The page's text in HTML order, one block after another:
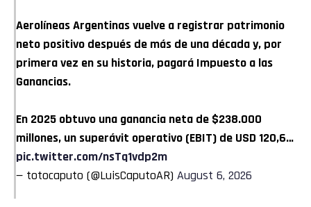
Aerolíneas Argentinas vuelve a registrar patrimonio
neto positivo después de más de una década y, por
primera vez en su historia, pagará Impuesto a las
Ganancias.
En 2025 obtuvo una ganancia neta de $238.000
millones, un superávit operativo (EBIT) de USD 120,6…
pic.twitter.com/nsTq1vdp2m
— totocaputo (@LuisCaputoAR) August 6, 2026